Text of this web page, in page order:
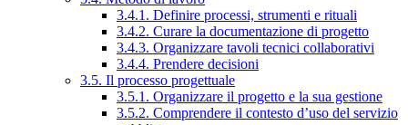
3.4.1. Definire processi, strumenti e rituali
3.4.2. Curare la documentazione di progetto
3.4.3. Organizzare tavoli tecnici collaborativi
3.4.4. Prendere decisioni
3.5. Il processo progettuale
3.5.1. Organizzare il progetto e la sua gestione
3.5.2. Comprendere il contesto d’uso del servizio